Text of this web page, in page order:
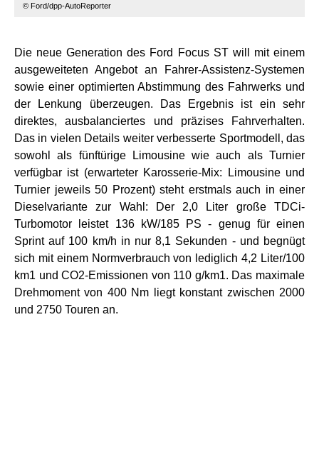
© Ford/dpp-AutoReporter
Die neue Generation des Ford Focus ST will mit einem
ausgeweiteten Angebot an Fahrer-Assistenz-Systemen
sowie einer optimierten Abstimmung des Fahrwerks und
der Lenkung überzeugen. Das Ergebnis ist ein sehr
direktes, ausbalanciertes und präzises Fahrverhalten.
Das in vielen Details weiter verbesserte Sportmodell, das
sowohl als fünftürige Limousine wie auch als Turnier
verfügbar ist (erwarteter Karosserie-Mix: Limousine und
Turnier jeweils 50 Prozent) steht erstmals auch in einer
Dieselvariante zur Wahl: Der 2,0 Liter große TDCi-
Turbomotor leistet 136 kW/185 PS - genug für einen
Sprint auf 100 km/h in nur 8,1 Sekunden - und begnügt
sich mit einem Normverbrauch von lediglich 4,2 Liter/100
km1 und CO2-Emissionen von 110 g/km1. Das maximale
Drehmoment von 400 Nm liegt konstant zwischen 2000
und 2750 Touren an.